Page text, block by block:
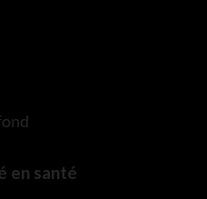
en santé